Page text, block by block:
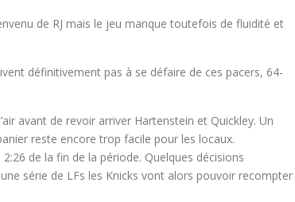
de RJ mais le jeu manque toutefois de fluidité et
définitivement pas à se défaire de ces pacers, 64-
avant de revoir arriver Hartenstein et Quickley. Un
reste encore trop facile pour les locaux.
de la fin de la période. Quelques décisions
série de LFs les Knicks vont alors pouvoir recompter